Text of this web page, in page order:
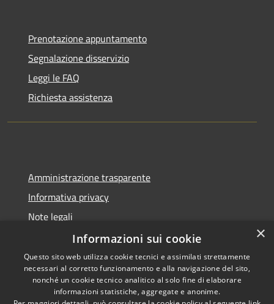
Prenotazione appuntamento
Segnalazione disservizio
Leggi le FAQ
Richiesta assistenza
Amministrazione trasparente
Informativa privacy
Note legali
Dichiarazione di accessibilità
RSS Copyright © 2026 • Comune di
×
Informazioni sui cookie
Questo sito web utilizza cookie tecnici e assimilati strettamente
necessari al corretto funzionamento e alla navigazione del sito,
nonché un cookie tecnico analitico al solo fine di elaborare
informazioni statistiche, aggregate e anonime.